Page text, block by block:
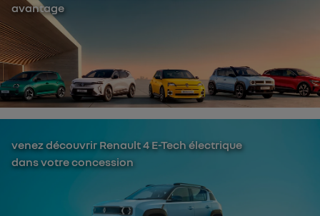
avantage
venez découvrir Renault 4 E-Tech électrique
dans votre concession